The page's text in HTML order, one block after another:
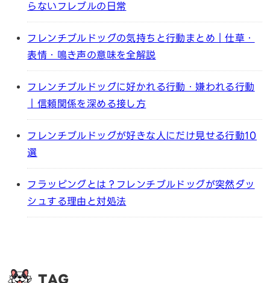
らないフレブルの日常
フレンチブルドッグの気持ちと行動まとめ｜仕草・
表情・鳴き声の意味を全解説
フレンチブルドッグに好かれる行動・嫌われる行動
｜信頼関係を深める接し方
フレンチブルドッグが好きな人にだけ見せる行動10
選
フラッピングとは？フレンチブルドッグが突然ダッ
シュする理由と対処法
TAG